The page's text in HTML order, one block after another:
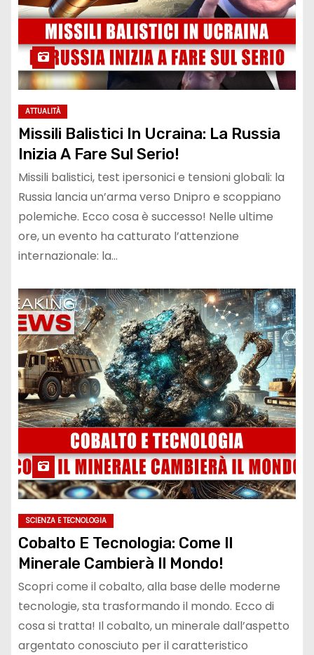
ATTUALITÀ
Missili Balistici In Ucraina: La Russia
Inizia A Fare Sul Serio!
Missili balistici, test ipersonici e tensioni globali: la
Russia lancia un’arma verso Dnipro e scoppiano
polemiche. Ecco cosa è successo! Nelle ultime
ore, un evento ha catturato l’attenzione
internazionale: la…
SCIENZA E TECNOLOGIA
Cobalto E Tecnologia: Come Il
Minerale Cambierà Il Mondo!
Scopri come il cobalto, alla base delle moderne
tecnologie, sta trasformando il mondo. Ecco di
cosa si tratta! Il cobalto, un minerale dall’aspetto
argentato conosciuto per il caratteristico